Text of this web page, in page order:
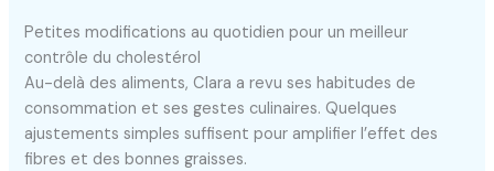
Petites modifications au quotidien pour un meilleur
contrôle du cholestérol
Au-delà des aliments, Clara a revu ses habitudes de
consommation et ses gestes culinaires. Quelques
ajustements simples suffisent pour amplifier l’effet des
fibres et des bonnes graisses.